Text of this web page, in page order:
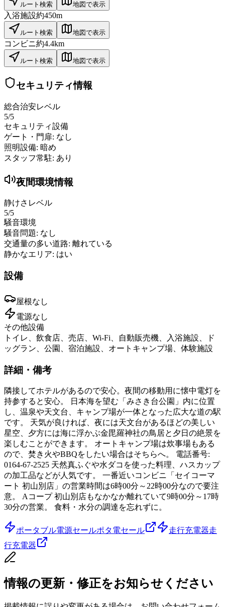
ルート検索 地図で表示
入浴施設約450m
ルート検索 地図で表示
コンビニ約4.4km
ルート検索 地図で表示
セキュリティ情報
総合治安レベル
5/5
セキュリティ設備
ゲート・門扉: なし
照明設備: 暗め
スタッフ常駐: あり
夜間環境情報
静けさレベル
5/5
騒音環境
騒音問題: なし
交通量の多い道路: 離れている
静かなエリア: はい
設備
屋根なし
電源なし
その他設備
トイレ、飲食店、売店、Wi-Fi、自動販売機、入浴施設、ド
ッグラン、公園、宿泊施設、オートキャンプ場、体験施設
詳細・備考
隣接してホテルがあるので安心。夜間の移動用に懐中電灯を
持参すると安心。 日本海を望む「みさき台公園」内に位置
し、温泉や天文台、キャンプ場が一体となった広大な道の駅
です。 天気が良ければ、夜には天文台があるほどの美しい
星空、夕方には海に浮かぶ金毘羅神社の鳥居と夕日の絶景を
楽しむことができます。 オートキャンプ場は炊事場もある
ので、焚き火やBBQをしたい場合はそちらへ。 電話番号:
0164-67-2525 天然真ふぐや水ダコを使った料理、ハスカップ
の加工品などが人気です。 一番近いコンビニ「セイコーマ
ート 初山別店」の営業時間は6時00分～22時00分なので要注
意。 Aコープ 初山別店もなかなか離れていて9時00分～17時
30分の営業。 食料・水分の調達を忘れずに。
ポータブル電源セールポタ電セール 走行充電器走
行充電器
情報の更新・修正をお知らせください